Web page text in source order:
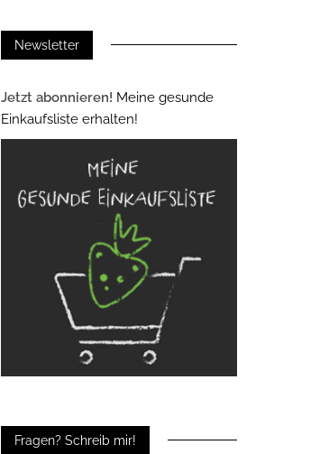
Newsletter
Jetzt abonnieren! Meine gesunde
Einkaufsliste erhalten!
Fragen? Schreib mir!